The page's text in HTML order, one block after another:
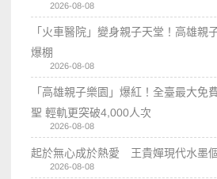
2026-08-08
「火車醫院」變身親子天堂！高雄親
爆棚
2026-08-08
「高雄親子樂園」爆紅！全臺最大免
聖 輕軌更突破4,000人次
2026-08-08
起於無心成於熱愛 王貴嬋現代水墨
2026-08-08